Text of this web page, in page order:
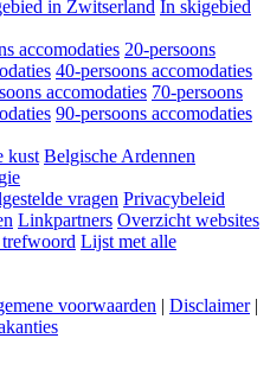
in Zwitserland In skigebied
accomodaties 20-persoons
40-persoons accomodaties
accomodaties 70-persoons
90-persoons accomodaties
kust Belgische Ardennen
vragen Privacybeleid
Linkpartners Overzicht websites
Lijst met alle
voorwaarden | Disclaimer |